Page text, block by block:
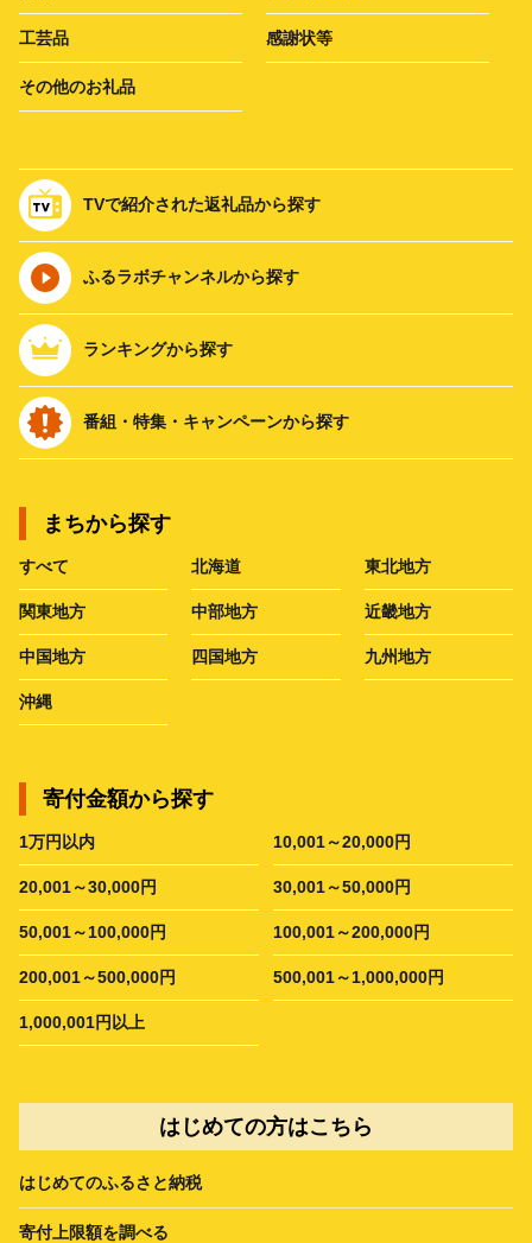
工芸品 感謝状等
その他のお礼品
TVで紹介された返礼品から探す
ふるラボチャンネルから探す
ランキングから探す
番組・特集・キャンペーンから探す
まちから探す
すべて 北海道 東北地方
関東地方 中部地方 近畿地方
中国地方 四国地方 九州地方
沖縄
寄付金額から探す
1万円以内 10,001～20,000円
20,001～30,000円 30,001～50,000円
50,001～100,000円 100,001～200,000円
200,001～500,000円 500,001～1,000,000円
1,000,001円以上
はじめての方はこちら
はじめてのふるさと納税
寄付上限額を調べる